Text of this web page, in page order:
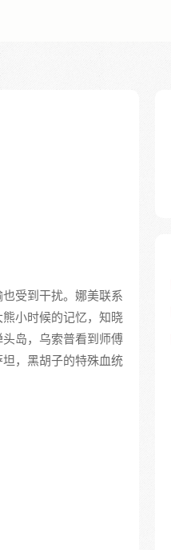
受到干扰。娜美联系
小时候的记忆，知晓
岛，乌索普看到师傅
，黑胡子的特殊血统